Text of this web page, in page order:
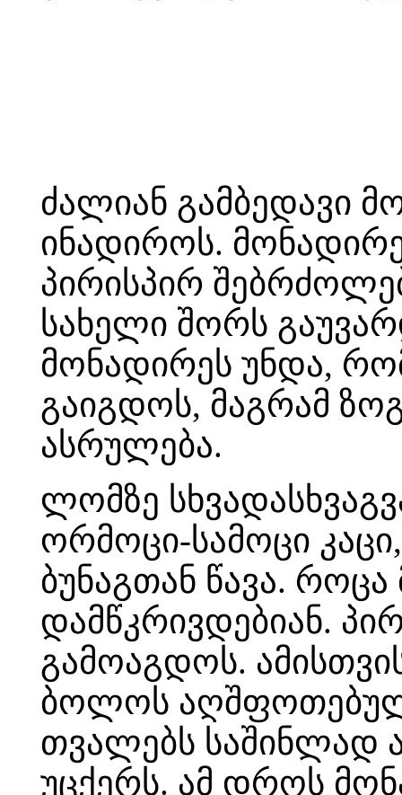
ძალიან გამბედავი
ინადიროს.
პირისპირ
სახელი შორს
მონადირეს უნდა,
გაიგდოს, მაგრამ
ასრულება.
ლომზე
ორმოცი-სამოცი
ბუნაგთან წავა.
დამწკრივდებიან.
გამოაგდოს.
ბოლოს
თვალებს საშინლად
უცქერს. ამ დროს